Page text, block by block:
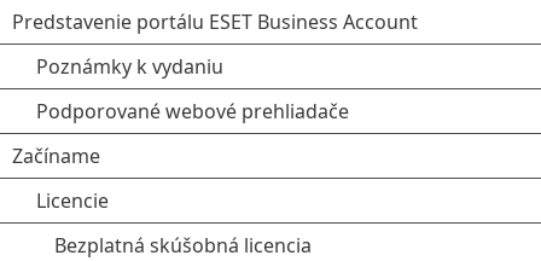
Predstavenie portálu ESET Business Account
Poznámky k vydaniu
Podporované webové prehliadače
Začíname
Licencie
Bezplatná skúšobná licencia